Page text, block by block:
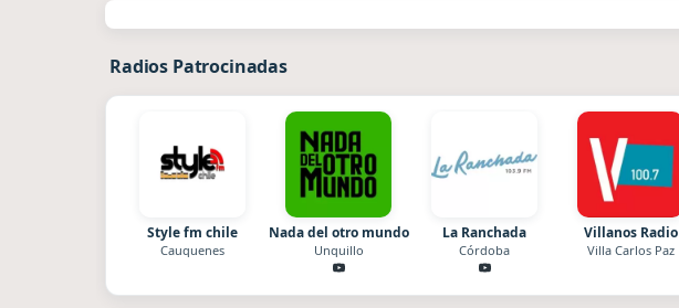
Radios Patrocinadas
Style fm chile
Cauquenes
Nada del otro mundo
Unquillo
La Ranchada
Córdoba
Villanos Radio
Villa Carlos Paz